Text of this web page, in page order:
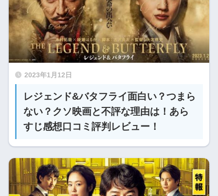
2023年1月12日
レジェンド&バタフライ面白い？つまら
ない？クソ映画と不評な理由は！あら
すじ感想口コミ評判レビュー！